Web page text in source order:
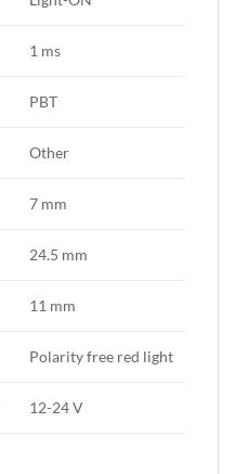
1 ms
PBT
Other
7 mm
24.5 mm
11 mm
Polarity free red light
12-24 V